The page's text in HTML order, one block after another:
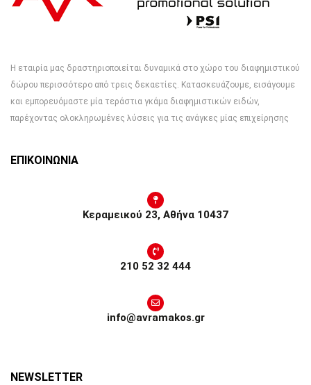
Η εταιρία μας δραστηριοποιείται δυναμικά στο χώρο του διαφημιστικού
δώρου περισσότερο από τρεις δεκαετίες. Κατασκευάζουμε, εισάγουμε
και εμπορευόμαστε μία τεράστια γκάμα διαφημιστικών ειδών,
παρέχοντας ολοκληρωμένες λύσεις για τις ανάγκες μίας επιχείρησης
ΕΠΙΚΟΙΝΩΝΙΑ
Κεραμεικού 23, Αθήνα 10437
210 52 32 444
info@avramakos.gr
NEWSLETTER